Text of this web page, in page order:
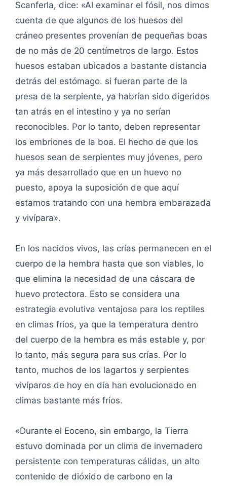
Scanferla, dice: «Al examinar el fósil, nos dimos
cuenta de que algunos de los huesos del
cráneo presentes provenían de pequeñas boas
de no más de 20 centímetros de largo. Estos
huesos estaban ubicados a bastante distancia
detrás del estómago. si fueran parte de la
presa de la serpiente, ya habrían sido digeridos
tan atrás en el intestino y ya no serían
reconocibles. Por lo tanto, deben representar
los embriones de la boa. El hecho de que los
huesos sean de serpientes muy jóvenes, pero
ya más desarrollado que en un huevo no
puesto, apoya la suposición de que aquí
estamos tratando con una hembra embarazada
y vivípara».
En los nacidos vivos, las crías permanecen en el
cuerpo de la hembra hasta que son viables, lo
que elimina la necesidad de una cáscara de
huevo protectora. Esto se considera una
estrategia evolutiva ventajosa para los reptiles
en climas fríos, ya que la temperatura dentro
del cuerpo de la hembra es más estable y, por
lo tanto, más segura para sus crías. Por lo
tanto, muchos de los lagartos y serpientes
vivíparos de hoy en día han evolucionado en
climas bastante más fríos.
«Durante el Eoceno, sin embargo, la Tierra
estuvo dominada por un clima de invernadero
persistente con temperaturas cálidas, un alto
contenido de dióxido de carbono en la